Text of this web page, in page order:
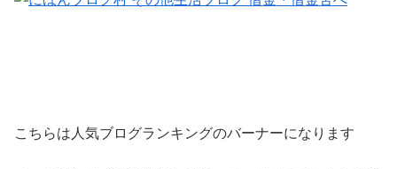
こちらは人気ブログランキングのバーナーになります